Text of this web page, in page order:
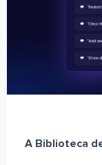
A Biblioteca